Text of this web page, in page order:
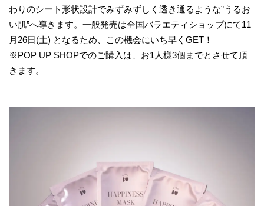
わりのシート形状設計でみずみずしく透き通るような”うるお
い肌”へ導きます。一般発売は全国バラエティショップにて11
月26日(土) となるため、この機会にいち早くGET！
※POP UP SHOPでのご購入は、お1人様3個までとさせて頂
きます。